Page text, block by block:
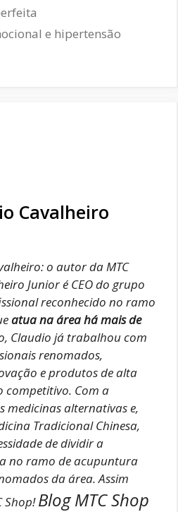
e hipertensão
Cavalheiro
o autor da MTC
Junior é CEO do grupo
reconhecido no ramo
atua na área há mais de
Claudio já trabalhou com
renomados,
e produtos de alta
competitivo. Com a
medicinas alternativas e,
Tradicional Chinesa,
de dividir a
no ramo de acupuntura
da área. Assim
Shop! Blog MTC Shop